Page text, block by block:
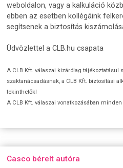
weboldalon, vagy a kalkuláció
ebben az esetben kollégáink
segítsenek a biztosítás
Üdvözlettel a CLB.hu csapata
A CLB Kft. válaszai kizárólag tájékoztatásul
szaktanácsadásnak, a CLB Kft. biztosítási
tekinthetők!
A CLB Kft. válaszai vonatkozásában
Casco bérelt autóra